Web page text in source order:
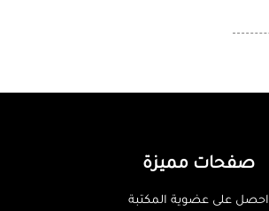
صفحات مميزة
احصل على عضوية المكتبة